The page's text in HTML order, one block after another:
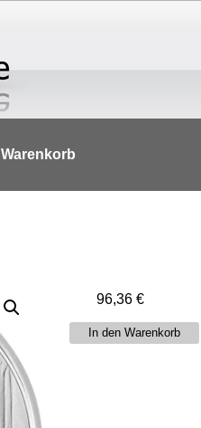
Warenkorb
96,36€
30gIn den Warenkorb